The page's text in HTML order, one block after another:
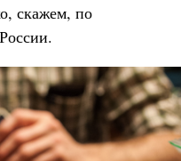
скажем, по